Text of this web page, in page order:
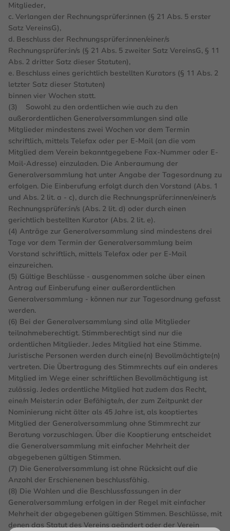
Mitglieder,
c. Verlangen der Rechnungsprüfer:innen (§ 21 Abs. 5 erster
Satz VereinsG),
d. Beschluss der Rechnungsprüfer:innen/einer/s
Rechnungsprüfer:in/s (§ 21 Abs. 5 zweiter Satz VereinsG, § 11
Abs. 2 dritter Satz dieser Statuten),
e. Beschluss eines gerichtlich bestellten Kurators (§ 11 Abs. 2
letzter Satz dieser Statuten)
binnen vier Wochen statt.
(3) Sowohl zu den ordentlichen wie auch zu den
außerordentlichen Generalversammlungen sind alle
Mitglieder mindestens zwei Wochen vor dem Termin
schriftlich, mittels Telefax oder per E-Mail (an die vom
Mitglied dem Verein bekanntgegebene Fax-Nummer oder E-
Mail-Adresse) einzuladen. Die Anberaumung der
Generalversammlung hat unter Angabe der Tagesordnung zu
erfolgen. Die Einberufung erfolgt durch den Vorstand (Abs. 1
und Abs. 2 lit. a - c), durch die Rechnungsprüfer:innen/einer/s
Rechnungsprüfer:in/s (Abs. 2 lit. d) oder durch einen
gerichtlich bestellten Kurator (Abs. 2 lit. e).
(4) Anträge zur Generalversammlung sind mindestens drei
Tage vor dem Termin der Generalversammlung beim
Vorstand schriftlich, mittels Telefax oder per E-Mail
einzureichen.
(5) Gültige Beschlüsse - ausgenommen solche über einen
Antrag auf Einberufung einer außerordentlichen
Generalversammlung - können nur zur Tagesordnung gefasst
werden.
(6) Bei der Generalversammlung sind alle Mitglieder
teilnahmeberechtigt. Stimmberechtigt sind nur die
ordentlichen Mitglieder. Jedes Mitglied hat eine Stimme.
Juristische Personen werden durch eine(n) Bevollmächtigte(n)
vertreten. Die Übertragung des Stimmrechts auf ein anderes
Mitglied im Wege einer schriftlichen Bevollmächtigung ist
zulässig. Jedes ordentliche Mitglied hat zudem das Recht,
eine/n Meister:in oder Befähigte/n, der zum Zeitpunkt der
Nominierung nicht älter als 45 Jahre ist, als kooptiertes
Mitglied der Generalversammlung ohne Stimmrecht zur
Beratung vorzuschlagen. Über die Kooptierung entscheidet
die Generalversammlung mit einfacher Mehrheit der
abgegebenen gültigen Stimmen.
(7) Die Generalversammlung ist ohne Rücksicht auf die
Anzahl der Erschienenen beschlussfähig.
(8) Die Wahlen und die Beschlussfassungen in der
Generalversammlung erfolgen in der Regel mit einfacher
Mehrheit der abgegebenen gültigen Stimmen. Beschlüsse, mit
denen das Statut des Vereins geändert oder der Verein